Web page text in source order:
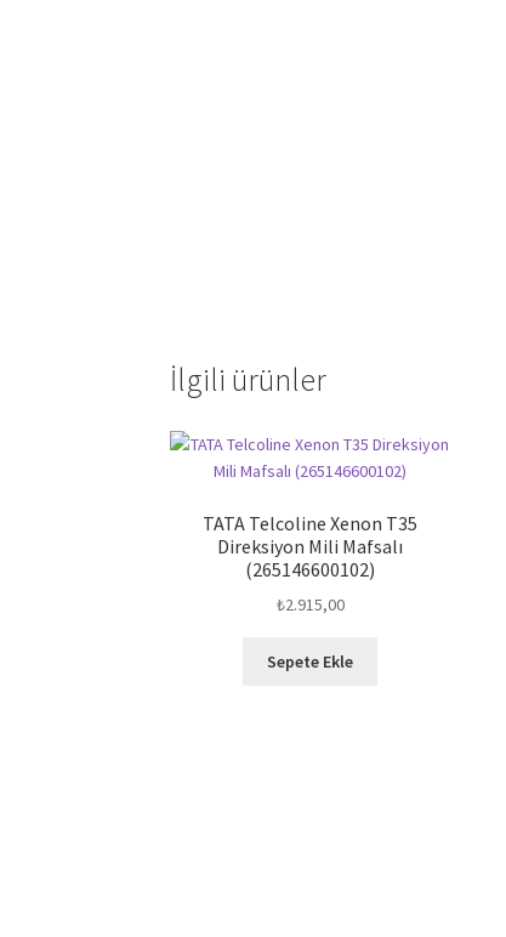
İlgili ürünler
TATA Telcoline Xenon T35
Direksiyon Mili Mafsalı
(265146600102)
₺2.915,00
Sepete Ekle